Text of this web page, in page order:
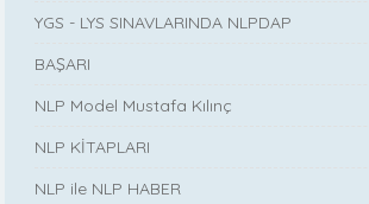
YGS - LYS SINAVLARINDA NLPDAP
BAŞARI
NLP Model Mustafa Kılınç
NLP KİTAPLARI
NLP ile NLP HABER